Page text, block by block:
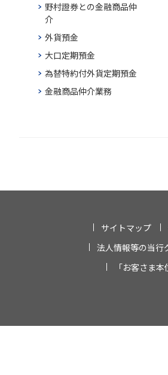
野村證券との金融商品仲
介
外貨預金
大口定期預金
為替特約付外貨定期預金
金融商品仲介業務
サイトマップ
法人情報等の当行
「お客さま